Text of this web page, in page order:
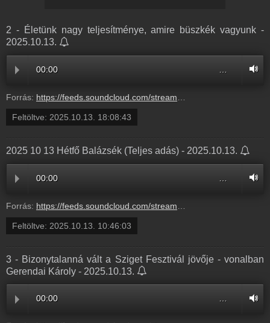
2 - Életünk nagy teljesítménye, amire büszkék vagyunk -
2025.10.13.
00:00
Forrás: https://feeds.soundcloud.com/stream/2189346527-radio1hungary-2-eletunk-nagy-teljesitmenye-amire-buszkek-vagyunk-2.mp3
Feltöltve: 2025.10.13. 18:08:43
2025 10 13 Hétfő Balázsék (Teljes adás) - 2025.10.13.
00:00
Forrás: https://feeds.soundcloud.com/stream/2188991359-balazsek-2025-10-13-hetfo-balazsek-teljes-adas.mp3
Feltöltve: 2025.10.13. 10:46:03
3 - Bizonytalanná vált a Sziget Fesztivál jövője - vonalban
Gerendai Károly - 2025.10.13.
00:00 …